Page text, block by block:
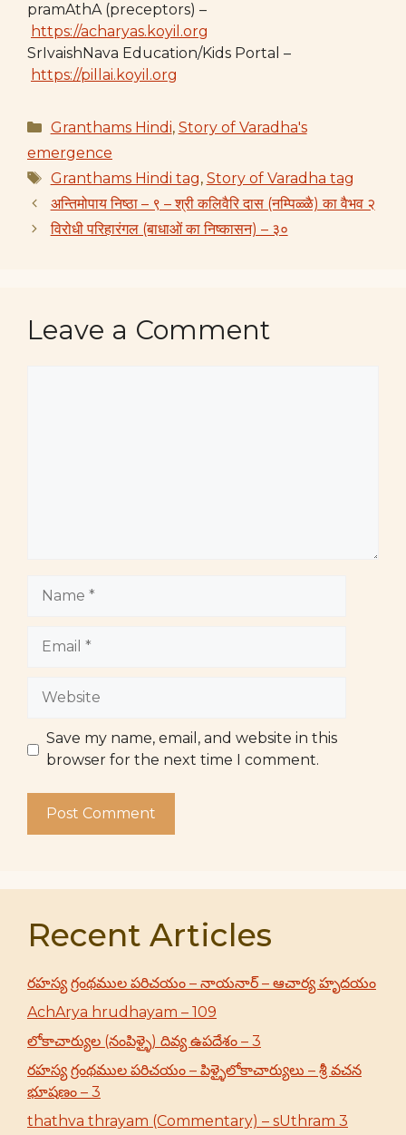
pramAthA (preceptors) –
https://acharyas.koyil.org
SrIvaishNava Education/Kids Portal –
https://pillai.koyil.org
Categories
Granthams Hindi, Story of Varadha's
emergence
Tags
Granthams Hindi tag, Story of Varadha tag
अन्तिमोपाय निष्ठा – ९ – श्री कलिवैरि दास (नम्पिळ्ळै) का वैभव २
विरोधी परिहारंगल (बाधाओं का निष्कासन) – ३०
Leave a Comment
Website
Save my name, email, and website in this
browser for the next time I comment.
Recent Articles
రహస్య గ్రంథముల పరిచయం – నాయనార్ – ఆచార్య హృదయం
AchArya hrudhayam – 109
లోకాచార్యుల (నంపిళ్ళై) దివ్య ఉపదేశం – 3
రహస్య గ్రంథముల పరిచయం – పిళ్ళైలోకాచార్యులు – శ్రీ వచన
భూషణం – 3
thathva thrayam (Commentary) – sUthram 3